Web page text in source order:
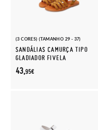
(3 CORES) (TAMANHO 29 - 37)
SANDÁLIAS CAMURÇA TIPO
GLADIADOR FIVELA
43,95€